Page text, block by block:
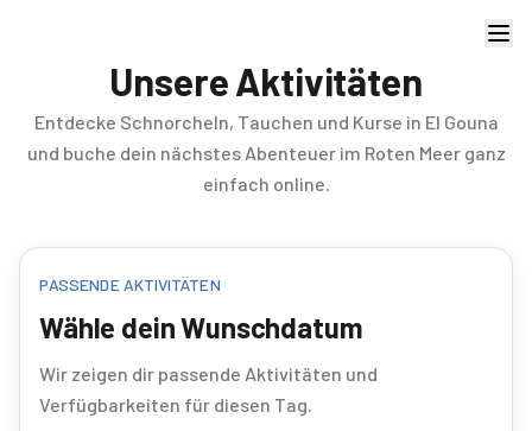
Unsere Aktivitäten
Entdecke Schnorcheln, Tauchen und Kurse in El Gouna
und buche dein nächstes Abenteuer im Roten Meer ganz
einfach online.
PASSENDE AKTIVITÄTEN
Wähle dein Wunschdatum
Wir zeigen dir passende Aktivitäten und
Verfügbarkeiten für diesen Tag.